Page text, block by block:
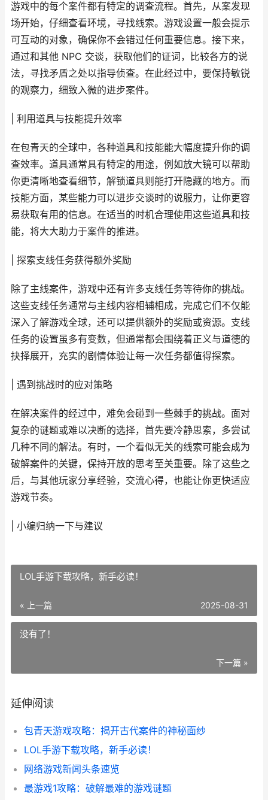
游戏中的每个案件都有特定的调查流程。首先，从案发现
场开始，仔细查看环境，寻找线索。游戏设置一般会提示
可互动的对象，确保你不会错过任何重要信息。接下来，
通过和其他 NPC 交谈，获取他们的证词，比较各方的说
法，寻找矛盾之处以指导侦查。在此经过中，要保持敏锐
的观察力，细致入微的进步案件。
| 利用道具与技能提升效率
在包青天的全球中，各种道具和技能能大幅度提升你的调
查效率。道具通常具有特定的用途，例如放大镜可以帮助
你更清晰地查看细节，解锁道具则能打开隐藏的地方。而
技能方面，某些能力可以进步交谈时的说服力，让你更容
易获取有用的信息。在适当的时机合理使用这些道具和技
能，将大大助力于案件的推进。
| 探索支线任务获得额外奖励
除了主线案件，游戏中还有许多支线任务等待你的挑战。
这些支线任务通常与主线内容相辅相成，完成它们不仅能
深入了解游戏全球，还可以提供额外的奖励或资源。支线
任务的设置虽多有变数，但通常都会围绕着正义与道德的
抉择展开，充实的剧情体验让每一次任务都值得探索。
| 遇到挑战时的应对策略
在解决案件的经过中，难免会碰到一些棘手的挑战。面对
复杂的谜题或难以决断的选择，首先要冷静思索，多尝试
几种不同的解法。有时，一个看似无关的线索可能会成为
破解案件的关键，保持开放的思考至关重要。除了这些之
后，与其他玩家分享经验，交流心得，也能让你更快适应
游戏节奏。
| 小编归纳一下与建议
LOL手游下载攻略，新手必读！
« 上一篇 2025-08-31
没有了！
下一篇 »
延伸阅读
包青天游戏攻略：揭开古代案件的神秘面纱
LOL手游下载攻略，新手必读！
网络游戏新闻头条速览
最游戏1攻略：破解最难的游戏谜题